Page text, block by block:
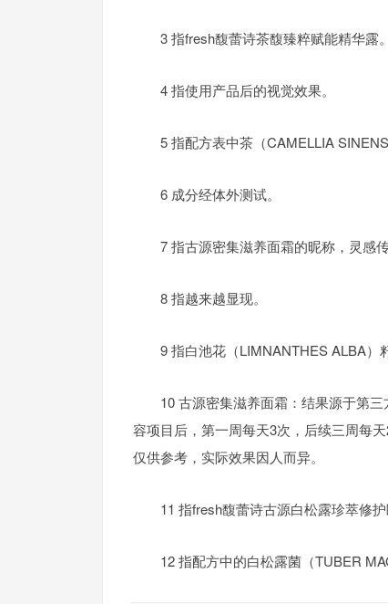
3 指fresh馥蕾诗茶馥臻粹赋能精华露
4 指使用产品后的视觉效果。
5 指配方表中茶（CAMELLIA
6 成分经体外测试。
7 指古源密集滋养面霜的昵称，灵感
8 指越来越显现。
9 指白池花（LIMNANTHES ALBA）
10 古源密集滋养面霜：结果源于第
容项目后，第一周每天3次，后续三周每
仅供参考，实际效果因人而异。
11 指fresh馥蕾诗古源白松露珍萃修护
12 指配方中的白松露菌（TUBER